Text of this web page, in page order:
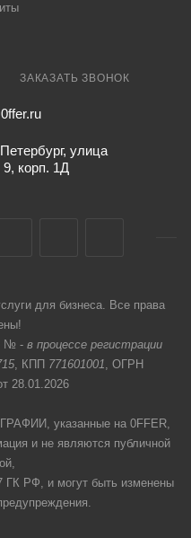
ЗАКАЗАТЬ ЗВОНОК
улица
корп. 1Д
для бизнеса. Все права
№ - в процессе регистрации
, КПП 771601001, ОГРН
28.01.2026
указанные на 0FFER,
и не являются публичной
ГК РФ, и могут быть изменены